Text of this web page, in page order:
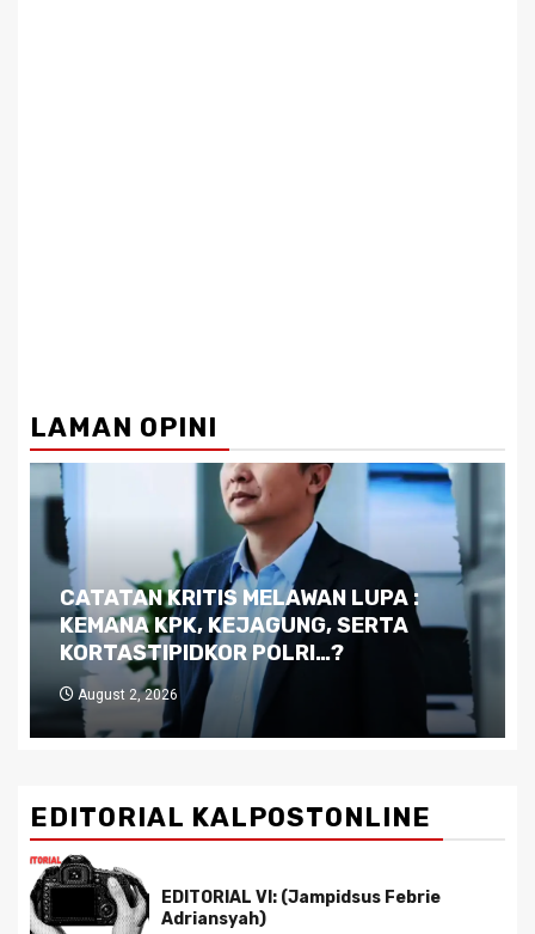
LAMAN OPINI
Dilema Kaltim di Tengah Krisis:
Kutukan Sumber Daya Alam dan
Pemimpin yang Tak Kreatif
July 29, 2026
EDITORIAL KALPOSTONLINE
EDITORIAL VI: (Jampidsus Febrie
Adriansyah)